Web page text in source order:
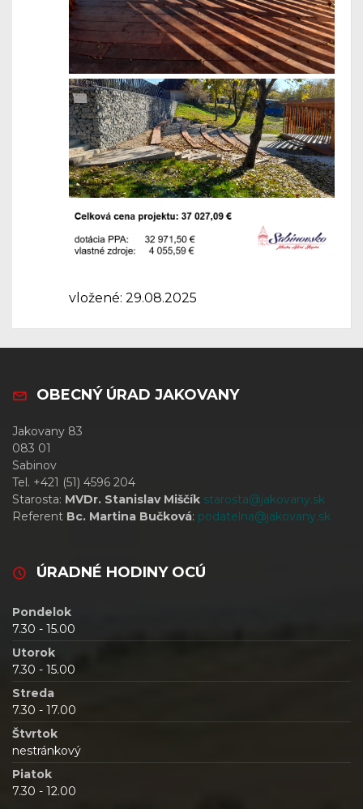
vložené: 29.08.2025
OBECNÝ ÚRAD JAKOVANY
Jakovany 83
083 01
Sabinov
Tel. +421 (51) 4596 204
Starosta: MVDr. Stanislav Miščík starosta@jakovany.sk
Referent Bc. Martina Bučková: podatelna@jakovany.sk
ÚRADNÉ HODINY OCÚ
Pondelok
7.30 - 15.00
Utorok
7.30 - 15.00
Streda
7.30 - 17.00
Štvrtok
nestránkový
Piatok
7.30 - 12.00